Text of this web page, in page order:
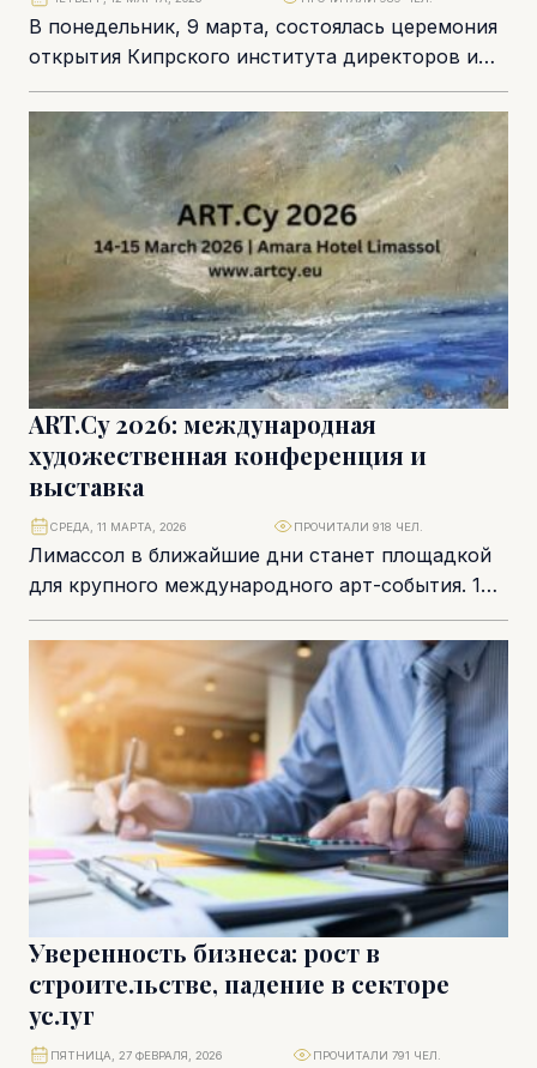
В понедельник, 9 марта, состоялась церемония
открытия Кипрского института директоров и
корпоративного управления (Cyprus Institute of
Directors & Corporate Governance,...
ART.Cy 2026: международная
художественная конференция и
выставка
Лимассол в ближайшие дни станет площадкой
для крупного международного арт-события. 14–
15 марта в Amara Hotel пройдет конференция и
выставка ART.Cy 2026, которая объединит...
СРЕДА, 11 МАРТА, 2026 ПРОЧИТАЛИ 918 ЧЕЛ.
Уверенность бизнеса: рост в
строительстве, падение в секторе
услуг
ПЯТНИЦА, 27 ФЕВРАЛЯ, 2026 ПРОЧИТАЛИ 791 ЧЕЛ.